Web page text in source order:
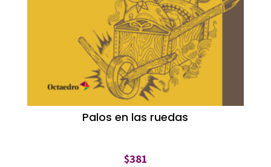
Palos en las ruedas
$381